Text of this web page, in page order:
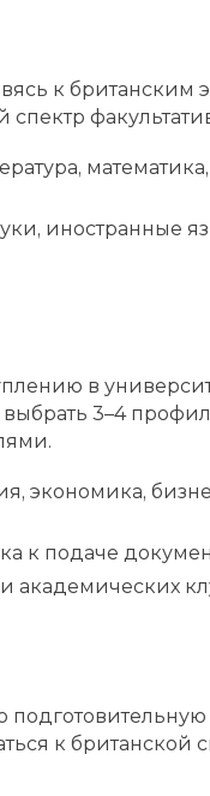
к британским
иностранные
в
3–4
экономика,
к подаче
академических
к британской